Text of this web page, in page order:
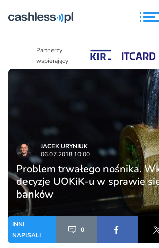
Partnerzy
wspierający
JACEK URYNIUK
06.07.2018 10:00
Problem trwałego nośnika.
decyzje UOKiK-u w sprawie
banków
INNI
NAPISALI
0